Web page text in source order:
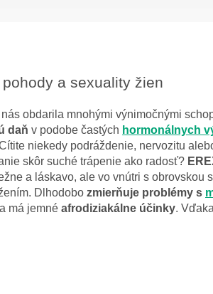
a sexuality žien
obdarila mnohými výnimočnými
daň v podobe častých hormonálnych
niekedy podráždenie, nervozitu
skôr suché trápenie ako radosť?
a láskavo, ale vo vnútri s
Dlhodobo zmierňuje problémy s
a má jemné afrodiziakálne účinky.